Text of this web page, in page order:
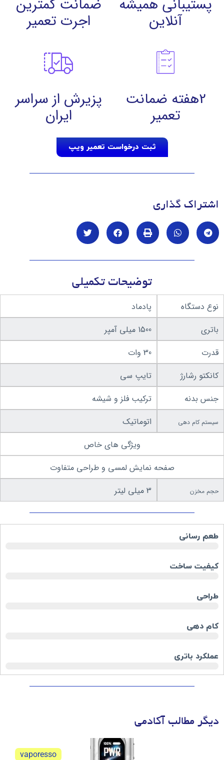
پستیبانی همیشه
آنلاین
ضمانت کمترین
اجرت تعمیر
2هفته ضمانت
تعمیر
پزیرش از سراسر
ایران
ثبت درخواست تعمیر ویپ
اشتراک گذاری
توضیحات تکمیلی
نوع دستگاه
پادماد
باتری
1500 میلی آمپر
قدرت
30 وات
کانکتو رشارژ
تایپ سی
جنس بدنه
ترکیب فلز و شیشه
سیستم کام دهی
اتوماتیک
ویژگی های خاص
صفحه نمایش لمسی و طراحی متفاوت
حجم مخزن 3 میلی لیتر
طعم رسانی
کیفیت ساخت
طراحی
کام دهی
عملکرد باتری
دیگر مطالب آکادمی
vaporesso